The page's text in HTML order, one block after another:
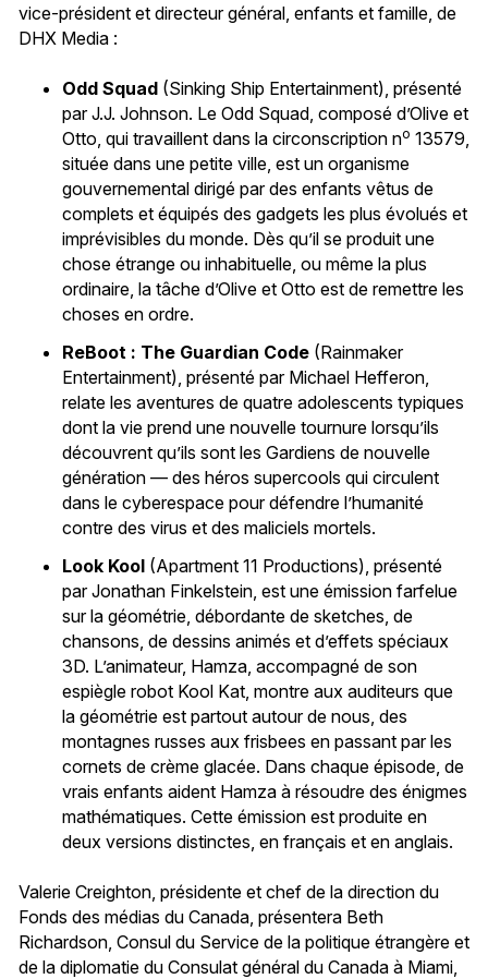
vice-président et directeur général, enfants et famille, de
DHX Media :
Odd Squad (Sinking Ship Entertainment), présenté
par J.J. Johnson. Le Odd Squad, composé d’Olive et
Otto, qui travaillent dans la circonscription no 13579,
située dans une petite ville, est un organisme
gouvernemental dirigé par des enfants vêtus de
complets et équipés des gadgets les plus évolués et
imprévisibles du monde. Dès qu’il se produit une
chose étrange ou inhabituelle, ou même la plus
ordinaire, la tâche d’Olive et Otto est de remettre les
choses en ordre.
ReBoot : The Guardian Code (Rainmaker
Entertainment), présenté par Michael Hefferon,
relate les aventures de quatre adolescents typiques
dont la vie prend une nouvelle tournure lorsqu’ils
découvrent qu’ils sont les Gardiens de nouvelle
génération — des héros supercools qui circulent
dans le cyberespace pour défendre l’humanité
contre des virus et des maliciels mortels.
Look Kool (Apartment 11 Productions), présenté
par Jonathan Finkelstein, est une émission farfelue
sur la géométrie, débordante de sketches, de
chansons, de dessins animés et d’effets spéciaux
3D. L’animateur, Hamza, accompagné de son
espiègle robot Kool Kat, montre aux auditeurs que
la géométrie est partout autour de nous, des
montagnes russes aux frisbees en passant par les
cornets de crème glacée. Dans chaque épisode, de
vrais enfants aident Hamza à résoudre des énigmes
mathématiques. Cette émission est produite en
deux versions distinctes, en français et en anglais.
Valerie Creighton, présidente et chef de la direction du
Fonds des médias du Canada, présentera Beth
Richardson, Consul du Service de la politique étrangère et
de la diplomatie du Consulat général du Canada à Miami,